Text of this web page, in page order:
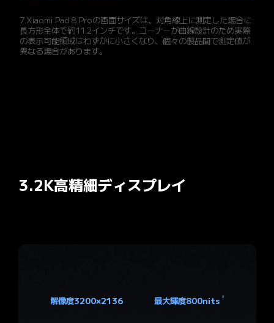
7.Xiaomi Pad 8 Proの画面サイズは、対角線上に測定した場合に
長方形全体で約11.2インチです。コーナーが曲線設計のため実際
の表示可能領域はわずかに小さくなり、個々の製品間で測定値が
異なる場合があります。
3.2K高精細ディスプレイ
解像度3200×2136 最大輝度800nits 8